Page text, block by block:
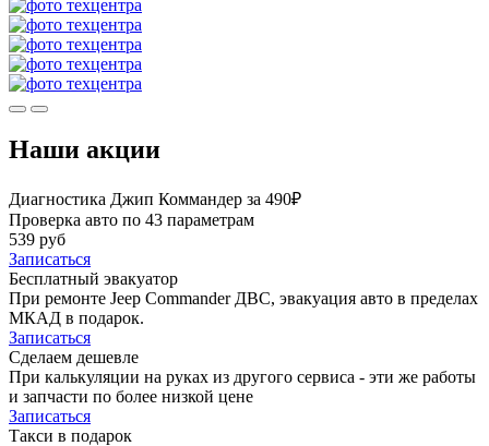
Наши акции
Диагностика Джип Коммандер за 490₽
Проверка авто по 43 параметрам
539 руб
Записаться
Бесплатный эвакуатор
При ремонте Jeep Commander ДВС, эвакуация авто в пределах
МКАД в подарок.
Записаться
Сделаем дешевле
При калькуляции на руках из другого сервиса - эти же работы
и запчасти по более низкой цене
Записаться
Такси в подарок